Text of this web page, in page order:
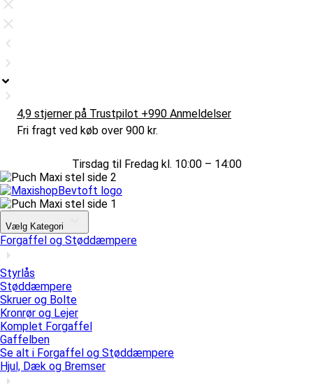
4,9 stjerner på Trustpilot +990 Anmeldelser
Fri fragt ved køb over 900 kr.
Tirsdag til Fredag kl. 10:00 – 14:00
Vælg Kategori
Forgaffel og Støddæmpere
Styrlås
Støddæmpere
Skruer og Bolte
Kronrør og Lejer
Komplet Forgaffel
Gaffelben
Se alt i Forgaffel og Støddæmpere
Hjul, Dæk og Bremser